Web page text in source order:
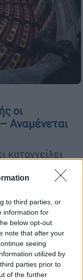
to third parties, or
information for
below opt-out
note that after your
seeing
utilized by
parties prior to
of the further
οι
Αναμένεται
καταγγείλει
εκχώρηση των